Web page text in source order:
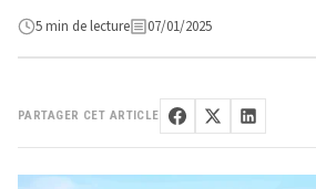
5 min de lecture 07/01/2025
PARTAGER CET ARTICLE